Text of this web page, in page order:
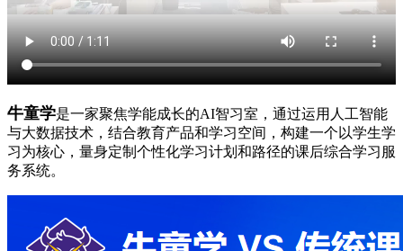
牛童学是一家聚焦学能成长的AI智习室，通过运用人工智能
与大数据技术，结合教育产品和学习空间，构建一个以学生学
习为核心，量身定制个性化学习计划和路径的课后综合学习服
务系统。